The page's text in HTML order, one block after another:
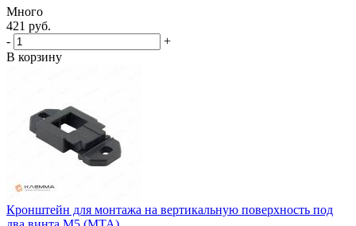
Много
421 руб.
-
+
В корзину
Кронштейн для монтажа на вертикальную поверхность под